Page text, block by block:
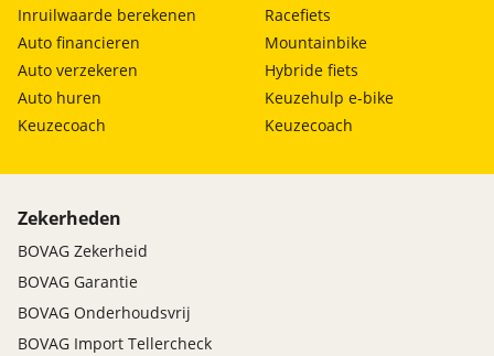
Inruilwaarde berekenen
Auto financieren
Auto verzekeren
Auto huren
Keuzecoach
Racefiets
Mountainbike
Hybride fiets
Keuzehulp e-bike
Keuzecoach
Zekerheden
BOVAG Zekerheid
BOVAG Garantie
BOVAG Onderhoudsvrij
BOVAG Import Tellercheck